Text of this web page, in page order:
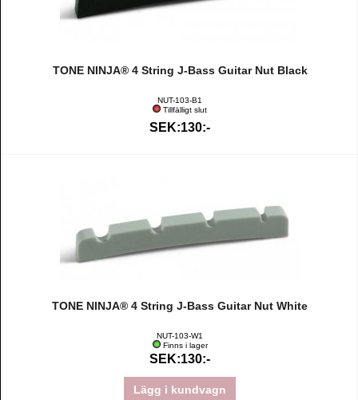
TONE NINJA® 4 String J-Bass Guitar Nut Black
NUT-103-B1
Tillfälligt slut
SEK:130:-
TONE NINJA® 4 String J-Bass Guitar Nut White
NUT-103-W1
Finns i lager
SEK:130:-
Lägg i kundvagn